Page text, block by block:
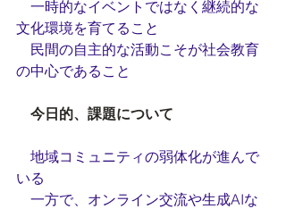
一時的なイベントではなく継続的な
文化環境を育てること
民間の自主的な活動こそが社会教育
の中心であること
今日的、課題について
地域コミュニティの弱体化が進んで
いる
一方で、オンライン交流や生成AIな